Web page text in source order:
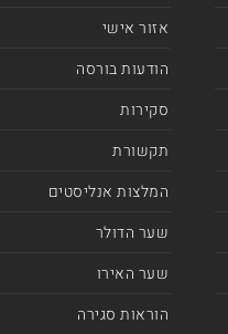
אזור אישי
הודעות בורסה
סקירות
תקשורת
המלצות אנליסטים
שער הדולר
שער האירו
הוראות סגירה